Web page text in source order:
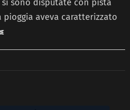
sono disputate con pista
aveva caratterizzato